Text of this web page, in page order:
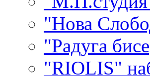
"Нова
"Радуга
"RIOLIS"